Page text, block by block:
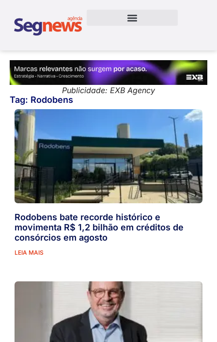
Publicidade: EXB Agency
Tag: Rodobens
Rodobens bate recorde histórico e
movimenta R$ 1,2 bilhão em créditos de
consórcios em agosto
LEIA MAIS